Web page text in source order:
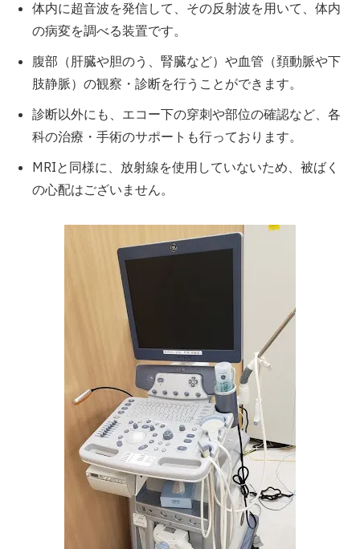
体内に超音波を発信して、その反射波を用いて、体内
の病変を調べる装置です。
腹部（肝臓や胆のう、腎臓など）や血管（頚動脈や下
肢静脈）の観察・診断を行うことができます。
診断以外にも、エコー下の穿刺や部位の確認など、各
科の治療・手術のサポートも行っております。
MRIと同様に、放射線を使用していないため、被ばく
の心配はございません。